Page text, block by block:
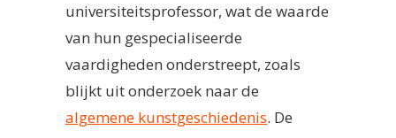
universiteitsprofessor, wat de waarde
van hun gespecialiseerde
vaardigheden onderstreept, zoals
blijkt uit onderzoek naar de
algemene kunstgeschiedenis. De